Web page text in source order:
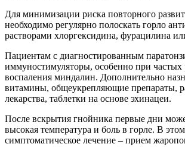
Для минимизации риска повторного
необходимо регулярно полоскать горло
растворами хлоргексидина, фурацилина
Пациентам с диагностированным
иммуностимуляторы, особенно при частых
воспаления миндалин. Дополнительно
витамины, общеукрепляющие препараты,
лекарства, таблетки на основе эхинацеи.
После вскрытия гнойника первые дни
высокая температура и боль в горле. В
симптоматическое лечение – прием